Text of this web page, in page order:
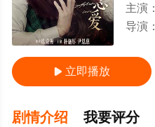
主演：
导演：
 立即播放
剧情介绍 我要评分